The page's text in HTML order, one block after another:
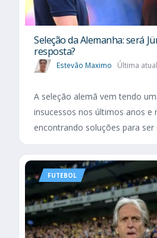
Seleção da Alemanha: será
resposta?
Estevão Maximo Última
A seleção alemã vem tendo
insucessos nos últimos anos e
encontrando soluções para ser
FUTEBOL